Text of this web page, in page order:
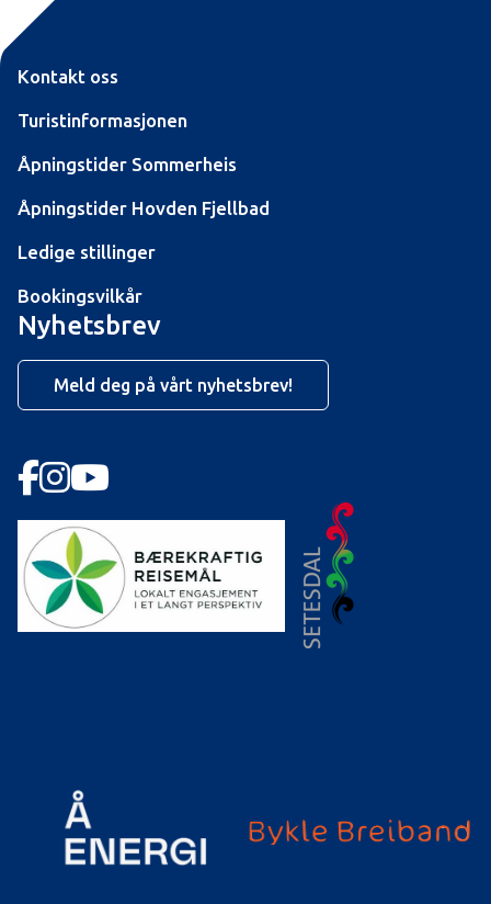
Kontakt oss
Turistinformasjonen
Åpningstider Sommerheis
Åpningstider Hovden Fjellbad
Ledige stillinger
Bookingsvilkår
Nyhetsbrev
Meld deg på vårt nyhetsbrev!